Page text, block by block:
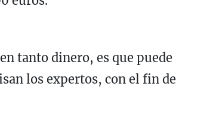
tanto dinero, es que puede
los expertos, con el fin de